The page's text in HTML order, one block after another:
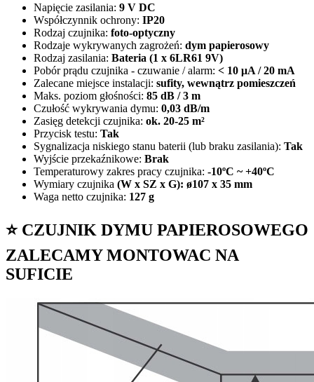
Napięcie zasilania: 9 V DC
Współczynnik ochrony: IP20
Rodzaj czujnika: foto-optyczny
Rodzaje wykrywanych zagrożeń: dym papierosowy
Rodzaj zasilania: Bateria (1 x 6LR61 9V)
Pobór prądu czujnika - czuwanie / alarm: < 10 μA / 20 mA
Zalecane miejsce instalacji: sufity, wewnątrz pomieszczeń
Maks. poziom głośności: 85 dB / 3 m
Czułość wykrywania dymu: 0,03 dB/m
Zasięg detekcji czujnika: ok. 20-25 m²
Przycisk testu: Tak
Sygnalizacja niskiego stanu baterii (lub braku zasilania): Tak
Wyjście przekaźnikowe: Brak
Temperaturowy zakres pracy czujnika: -10ºC ~ +40ºC
Wymiary czujnika (W x SZ x G): ø107 x 35 mm
Waga netto czujnika: 127 g
⭐ CZUJNIK DYMU PAPIEROSOWEGO
ZALECAMY MONTOWAC NA
SUFICIE